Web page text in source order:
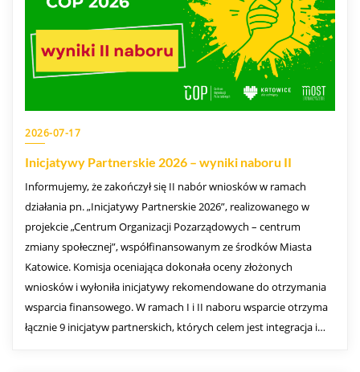
2026-07-17
Inicjatywy Partnerskie 2026 – wyniki naboru II
Informujemy, że zakończył się II nabór wniosków w ramach
działania pn. „Inicjatywy Partnerskie 2026”, realizowanego w
projekcie „Centrum Organizacji Pozarządowych – centrum
zmiany społecznej”, współfinansowanym ze środków Miasta
Katowice. Komisja oceniająca dokonała oceny złożonych
wniosków i wyłoniła inicjatywy rekomendowane do otrzymania
wsparcia finansowego. W ramach I i II naboru wsparcie otrzyma
łącznie 9 inicjatyw partnerskich, których celem jest integracja i…